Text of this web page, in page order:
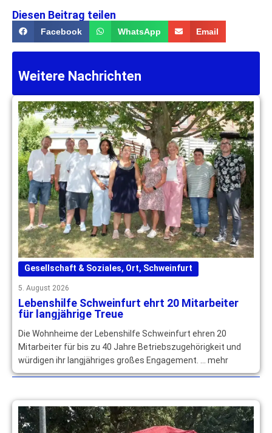
Diesen Beitrag teilen
Facebook WhatsApp Email
Weitere Nachrichten
Gesellschaft & Soziales, Ort, Schweinfurt
5. August 2026
Lebenshilfe Schweinfurt ehrt 20 Mitarbeiter
für langjährige Treue
Die Wohnheime der Lebenshilfe Schweinfurt ehren 20
Mitarbeiter für bis zu 40 Jahre Betriebszugehörigkeit und
würdigen ihr langjähriges großes Engagement. … mehr